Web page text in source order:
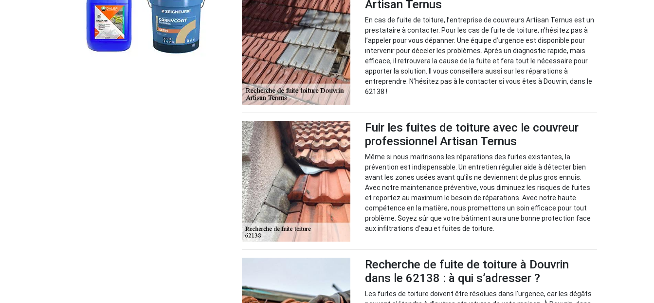
Artisan Ternus
En cas de fuite de toiture, l’entreprise de couvreurs Artisan Ternus est un
prestataire à contacter. Pour les cas de fuite de toiture, n’hésitez pas à
l’appeler pour vous dépanner. Une équipe d’urgence est disponible pour
intervenir pour déceler les problèmes. Après un diagnostic rapide, mais
efficace, il retrouvera la cause de la fuite et fera tout le nécessaire pour
apporter la solution. Il vous conseillera aussi sur les réparations à
entreprendre. N’hésitez pas à le contacter si vous êtes à Douvrin, dans le
62138 !
Fuir les fuites de toiture avec le couvreur
professionnel Artisan Ternus
Même si nous maitrisons les réparations des fuites existantes, la
prévention est indispensable. Un entretien régulier aide à détecter bien
avant les zones usées avant qu’ils ne deviennent de plus gros ennuis.
Avec notre maintenance préventive, vous diminuez les risques de fuites
et reportez au maximum le besoin de réparations. Avec notre haute
compétence en la matière, nous promettons un soin efficace pour tout
problème. Soyez sûr que votre bâtiment aura une bonne protection face
aux infiltrations d’eau et fuites de toiture.
Recherche de fuite de toiture à Douvrin
dans le 62138 : à qui s’adresser ?
Les fuites de toiture doivent être résolues dans l’urgence, car les dégâts